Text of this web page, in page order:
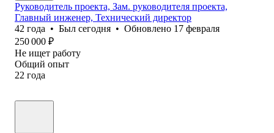
Руководитель проекта, Зам. руководителя проекта,
Главный инженер, Технический директор
42 года • Был сегодня • Обновлено 17 февраля
250 000 ₽
Не ищет работу
Общий опыт
22 года